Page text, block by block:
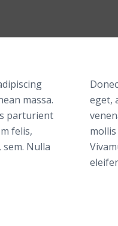
massa.
parturient
felis,
Nulla
eget,